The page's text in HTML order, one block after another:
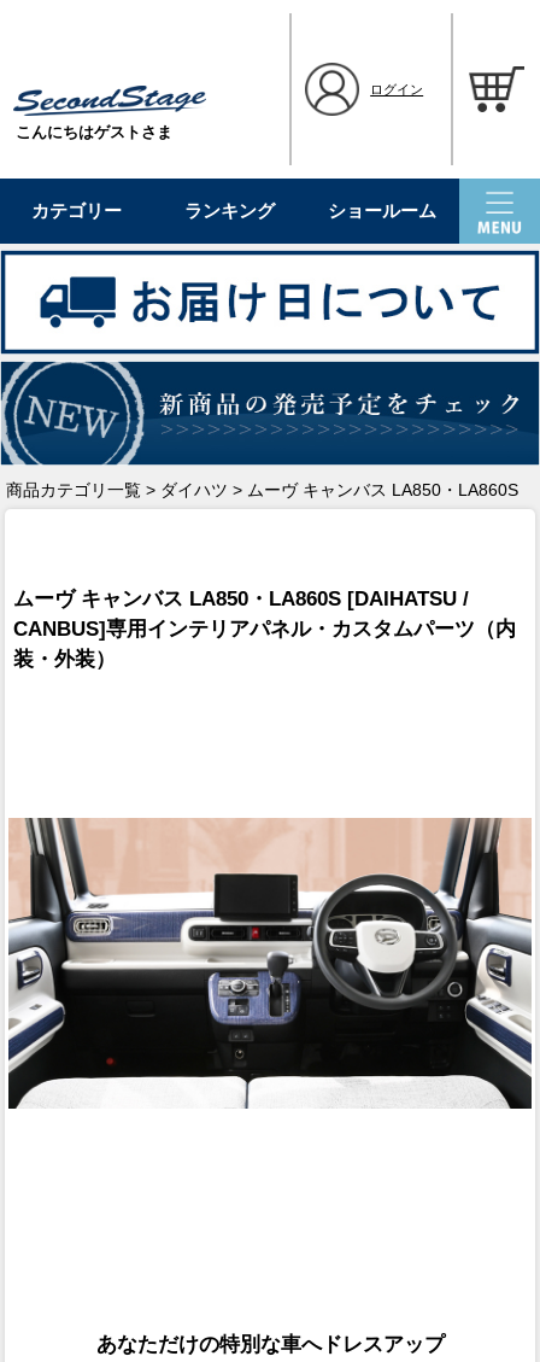
こんにちはゲストさま
ログイン
カテゴリー ランキング ショールーム
商品カテゴリ一覧 > ダイハツ > ムーヴ キャンバス LA850・LA860S
ムーヴ キャンバス LA850・LA860S [DAIHATSU /
CANBUS]専用インテリアパネル・カスタムパーツ（内
装・外装）
あなただけの特別な車へドレスアップ